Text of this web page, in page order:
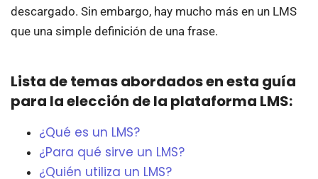
descargado. Sin embargo, hay mucho más en un LMS
que una simple definición de una frase.
Lista de temas abordados en esta guía
para la elección de la plataforma LMS:
¿Qué es un LMS?
¿Para qué sirve un LMS?
¿Quién utiliza un LMS?